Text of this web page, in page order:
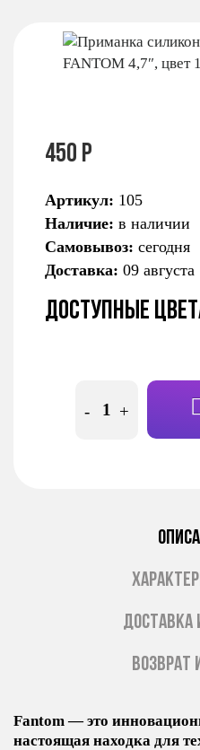
450 Р
Артикул: 105
Наличие: в наличии
Самовывоз: сегодня
Доставка: 09 августа
Доступные
- +
ДОСТАВКА
ВОЗВРАТ
Fantom — это
настоящая находка для